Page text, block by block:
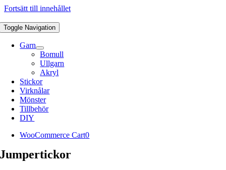
Fortsätt till innehållet
Toggle Navigation
Garn
Bomull
Ullgarn
Akryl
Stickor
Virknålar
Mönster
Tillbehör
DIY
WooCommerce Cart0
Jumpertickor